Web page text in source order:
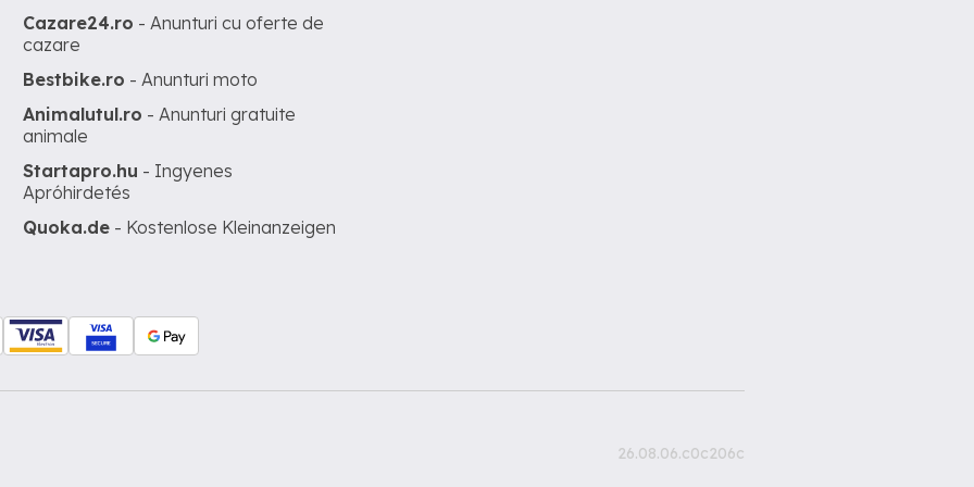
Cazare24.ro - Anunturi cu oferte de
cazare
Bestbike.ro - Anunturi moto
Animalutul.ro - Anunturi gratuite
animale
Startapro.hu - Ingyenes
Apróhirdetés
Quoka.de - Kostenlose Kleinanzeigen
26.08.06.c0c206c